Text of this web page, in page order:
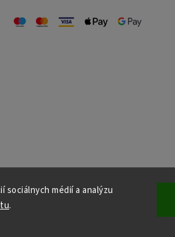
sociálnych médií a analýzu
tu.